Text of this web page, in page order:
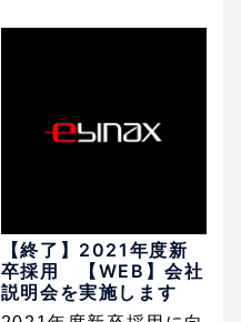
【終了】2021年度新
卒採用 【WEB】会社
説明会を実施します